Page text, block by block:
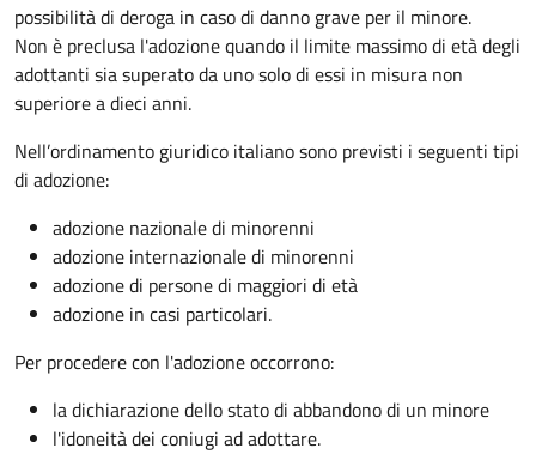
possibilità di deroga in caso di danno grave per il minore.
Non è preclusa l'adozione quando il limite massimo di età degli
adottanti sia superato da uno solo di essi in misura non
superiore a dieci anni.
Nell’ordinamento giuridico italiano sono previsti i seguenti tipi
di adozione:
adozione nazionale di minorenni
adozione internazionale di minorenni
adozione di persone di maggiori di età
adozione in casi particolari.
Per procedere con l'adozione occorrono:
la dichiarazione dello stato di abbandono di un minore
l'idoneità dei coniugi ad adottare.